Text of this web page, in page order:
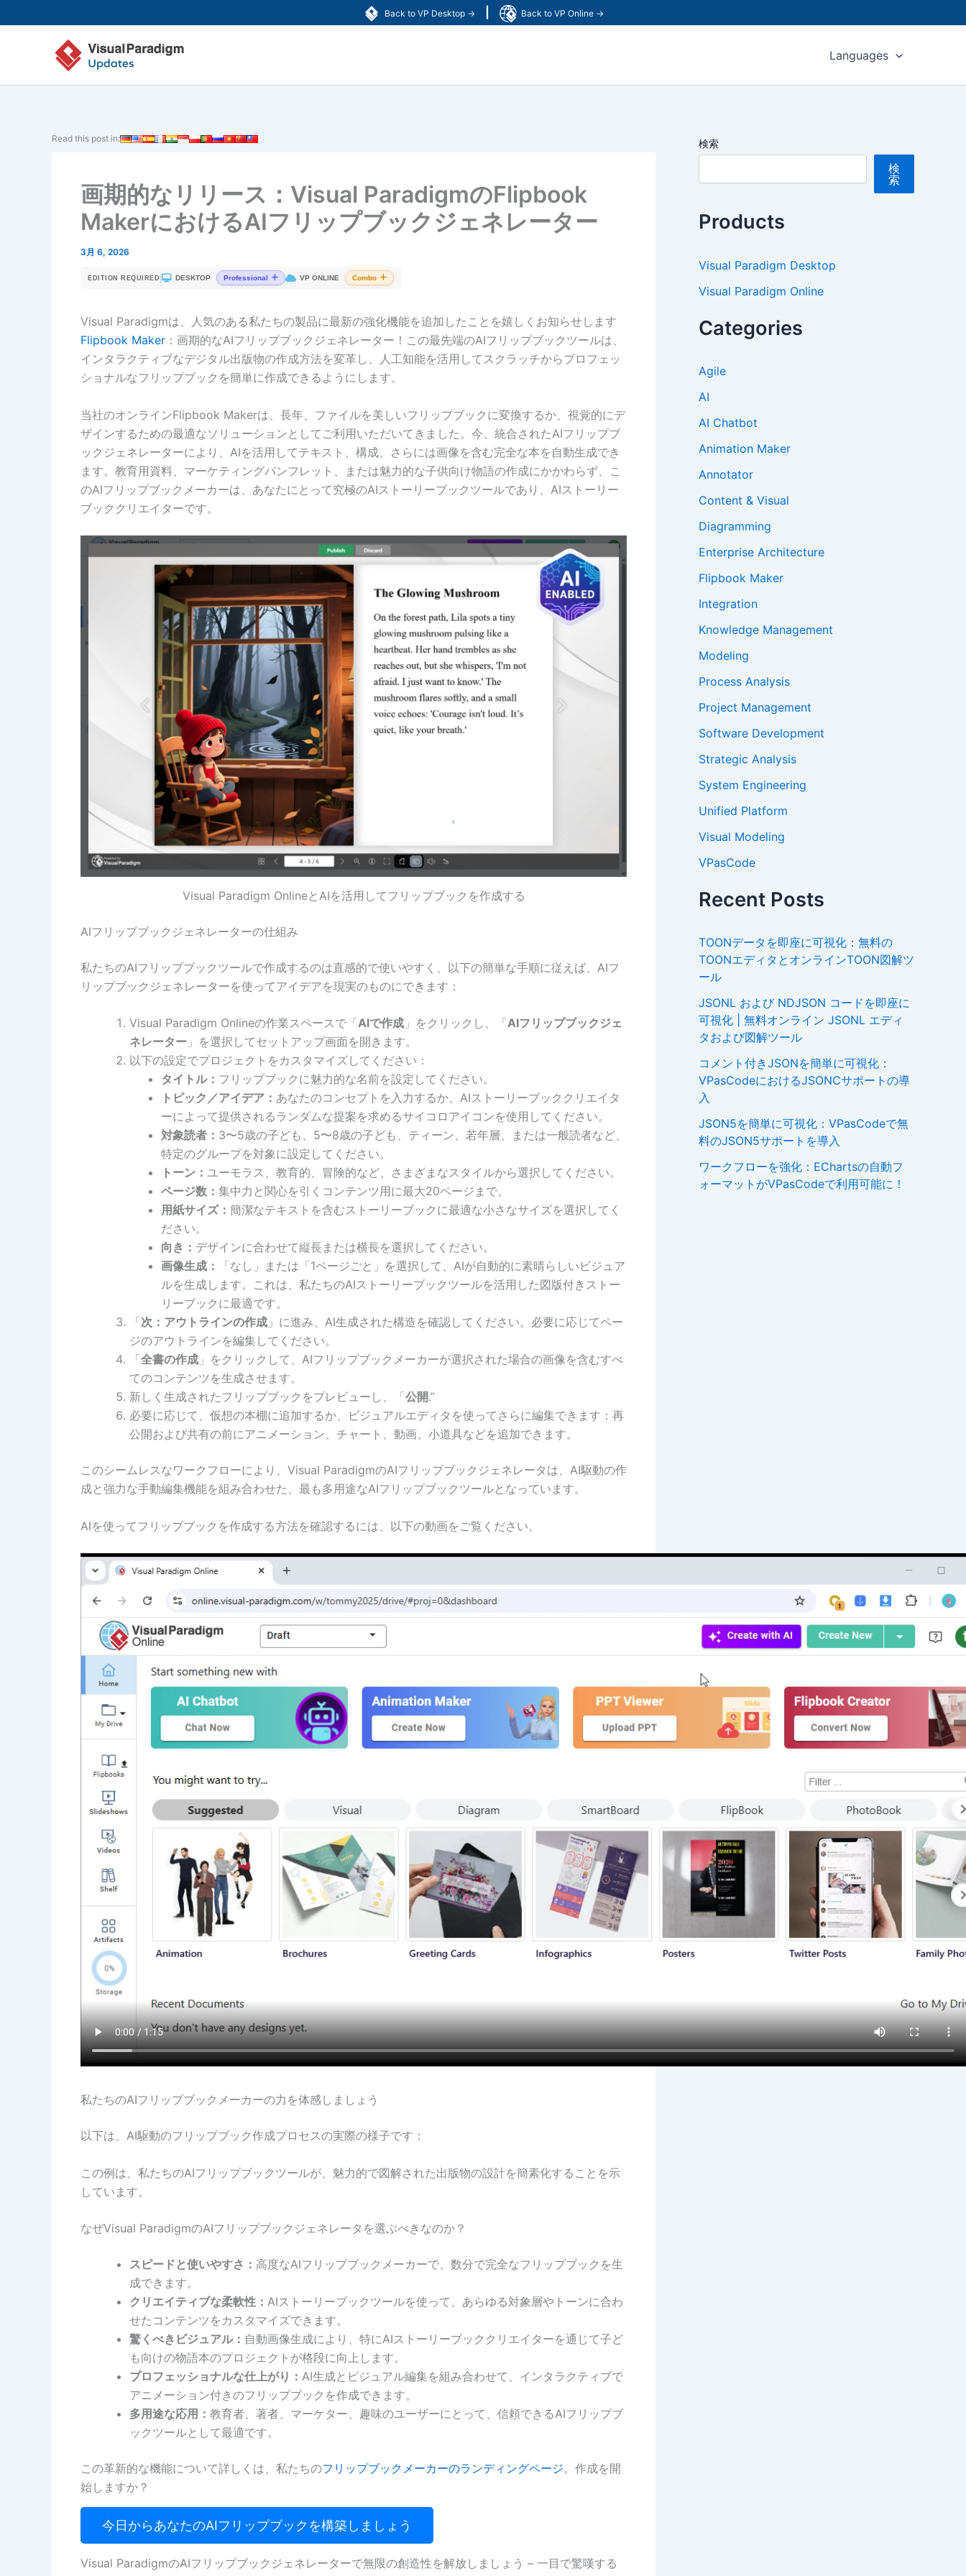
Back to VP Desktop → Back to VP Online →
容
キ
Languages
Read this post in:
画期的なリリース：Visual ParadigmのFlipbook
MakerにおけるAIフリップブックジェネレーター
3月 6, 2026
EDITION REQUIRED DESKTOP Professional VP ONLINE Combo
Visual Paradigmは、人気のある私たちの製品に最新の強化機能を追加したことを嬉しくお知らせします
Flipbook Maker ：画期的なAIフリップブックジェネレーター！この最先端のAIフリップブックツールは、
インタラクティブなデジタル出版物の作成方法を変革し、人工知能を活用してスクラッチからプロフェッ
ショナルなフリップブックを簡単に作成できるようにします。
当社のオンラインFlipbook Makerは、長年、ファイルを美しいフリップブックに変換するか、視覚的にデ
ザインするための最適なソリューションとしてご利用いただいてきました。今、統合されたAIフリップブ
ックジェネレーターにより、AIを活用してテキスト、構成、さらには画像を含む完全な本を自動生成でき
ます。教育用資料、マーケティングパンフレット、または魅力的な子供向け物語の作成にかかわらず、こ
のAIフリップブックメーカーは、あなたにとって究極のAIストーリーブックツールであり、AIストーリー
ブッククリエイターです。
Visual Paradigm OnlineとAIを活用してフリップブックを作成する
AIフリップブックジェネレーターの仕組み
私たちのAIフリップブックツールで作成するのは直感的で使いやすく、以下の簡単な手順に従えば、AIフ
リップブックジェネレーターを使ってアイデアを現実のものにできます：
Visual Paradigm Onlineの作業スペースで「AIで作成 」をクリックし、「AIフリップブックジェ
ネレーター 」を選択してセットアップ画面を開きます。
以下の設定でプロジェクトをカスタマイズしてください：
タイトル： フリップブックに魅力的な名前を設定してください。
トピック／アイデア： あなたのコンセプトを入力するか、AIストーリーブッククリエイタ
ーによって提供されるランダムな提案を求めるサイコロアイコンを使用してください。
対象読者： 3〜5歳の子ども、5〜8歳の子ども、ティーン、若年層、または一般読者など、
特定のグループを対象に設定してください。
トーン： ユーモラス、教育的、冒険的など、さまざまなスタイルから選択してください。
ページ数： 集中力と関心を引くコンテンツ用に最大20ページまで。
用紙サイズ： 簡潔なテキストを含むストーリーブックに最適な小さなサイズを選択してく
ださい。
向き： デザインに合わせて縦長または横長を選択してください。
画像生成：
「なし」または「1ページごと」を選択して、AIが自動的に素晴らしいビジュア
ルを生成します。これは、私たちのAIストーリーブックツールを活用した図版付きストー
リーブックに最適です。
「次：アウトラインの作成 」に進み、AI生成された構造を確認してください。必要に応じてペー
ジのアウトラインを編集してください。
「全書の作成 」をクリックして、AIフリップブックメーカーが選択された場合の画像を含むすべ
てのコンテンツを生成させます。
新しく生成されたフリップブックをプレビューし、「公開.”
必要に応じて、仮想の本棚に追加するか、ビジュアルエディタを使ってさらに編集できます：再
公開および共有の前にアニメーション、チャート、動画、小道具などを追加できます。
このシームレスなワークフローにより、Visual ParadigmのAIフリップブックジェネレータは、AI駆動の作
成と強力な手動編集機能を組み合わせた、最も多用途なAIフリップブックツールとなっています。
AIを使ってフリップブックを作成する方法を確認するには、以下の動画をご覧ください。
私たちのAIフリップブックメーカーの力を体感しましょう
以下は、AI駆動のフリップブック作成プロセスの実際の様子です：
この例は、私たちのAIフリップブックツールが、魅力的で図解された出版物の設計を簡素化することを示
しています。
なぜVisual ParadigmのAIフリップブックジェネレータを選ぶべきなのか？
スピードと使いやすさ： 高度なAIフリップブックメーカーで、数分で完全なフリップブックを生
成できます。
クリエイティブな柔軟性： AIストーリーブックツールを使って、あらゆる対象層やトーンに合わ
せたコンテンツをカスタマイズできます。
驚くべきビジュアル： 自動画像生成により、特にAIストーリーブッククリエイターを通じて子ど
も向けの物語本のプロジェクトが格段に向上します。
プロフェッショナルな仕上がり： AI生成とビジュアル編集を組み合わせて、インタラクティブで
アニメーション付きのフリップブックを作成できます。
多用途な応用： 教育者、著者、マーケター、趣味のユーザーにとって、信頼できるAIフリップブ
ックツールとして最適です。
この革新的な機能について詳しくは、私たちのフリップブックメーカーのランディングページ。作成を開
始しますか？
今日からあなたのAIフリップブックを構築しましょう
Visual ParadigmのAIフリップブックジェネレーターで無限の創造性を解放しましょう – 一目で驚嘆する
検索
検
索
Products
Visual Paradigm Desktop
Visual Paradigm Online
Categories
Agile
AI
AI Chatbot
Animation Maker
Annotator
Content & Visual
Diagramming
Enterprise Architecture
Flipbook Maker
Integration
Knowledge Management
Modeling
Process Analysis
Project Management
Software Development
Strategic Analysis
System Engineering
Unified Platform
Visual Modeling
VPasCode
Recent Posts
TOONデータを即座に可視化：無料の
TOONエディタとオンラインTOON図解ツ
ール
JSONL および NDJSON コードを即座に
可視化 | 無料オンライン JSONL エディ
タおよび図解ツール
コメント付きJSONを簡単に可視化：
VPasCodeにおけるJSONCサポートの導
入
JSON5を簡単に可視化：VPasCodeで無
料のJSON5サポートを導入
ワークフローを強化：EChartsの自動フ
ォーマットがVPasCodeで利用可能に！